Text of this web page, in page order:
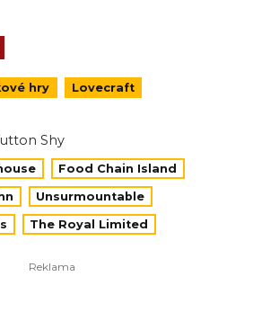
hry Lovecraft
Shy
Food Chain Island
Unsurmountable
The Royal Limited